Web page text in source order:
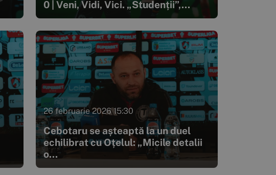
0 | Veni, Vidi, Vici. „Studenții”,...
26 februarie 2026 15:30
Cebotaru se așteaptă la un duel
echilibrat cu Oțelul: „Micile detalii
o...